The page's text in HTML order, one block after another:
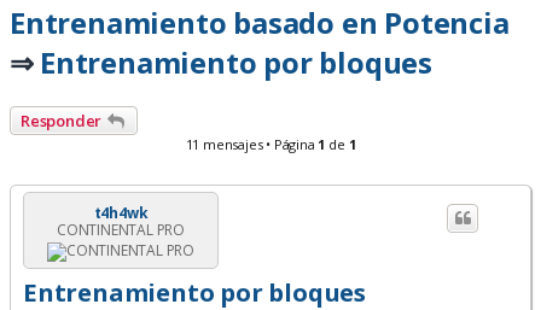
Entrenamiento basado en Potencia
⇒ Entrenamiento por bloques
Responder
11 mensajes • Página 1 de 1
t4h4wk
CONTINENTAL PRO
Entrenamiento por bloques